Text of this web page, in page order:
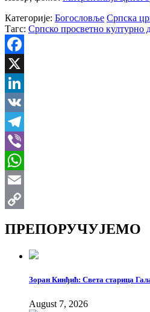
Категорије: Богословље Српска
Тагс: Српско просветно културно
Facebook
X
LinkedIn
VK
Telegram
Viber
WhatsApp
Email
ПРЕПОРУЧУЈЕМО
Зоран Кинђић: Света старица
August 7, 2026